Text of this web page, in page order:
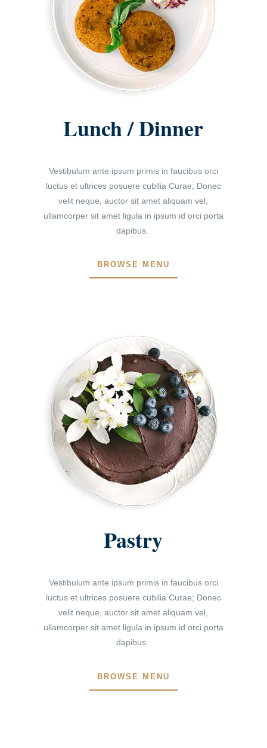
Lunch / Dinner
Vestibulum ante ipsum primis in faucibus orci
luctus et ultrices posuere cubilia Curae; Donec
velit neque, auctor sit amet aliquam vel,
ullamcorper sit amet ligula in ipsum id orci porta
dapibus.
BROWSE MENU
Pastry
Vestibulum ante ipsum primis in faucibus orci
luctus et ultrices posuere cubilia Curae; Donec
velit neque, auctor sit amet aliquam vel,
ullamcorper sit amet ligula in ipsum id orci porta
dapibus.
BROWSE MENU